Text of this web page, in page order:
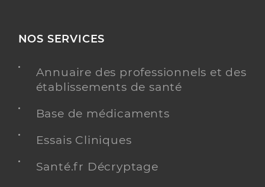
NOS SERVICES
Annuaire des professionnels et des
établissements de santé
Base de médicaments
Essais Cliniques
Santé.fr Décryptage